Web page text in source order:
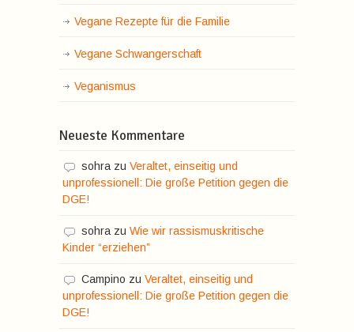
Vegane Rezepte für die Familie
Vegane Schwangerschaft
Veganismus
Neueste Kommentare
sohra zu Veraltet, einseitig und
unprofessionell: Die große Petition gegen die
DGE!
sohra zu Wie wir rassismuskritische
Kinder “erziehen”
Campino zu Veraltet, einseitig und
unprofessionell: Die große Petition gegen die
DGE!